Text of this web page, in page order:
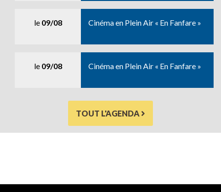
le 09/08 Cinéma en Plein Air « En Fanfare »
le 09/08 Cinéma en Plein Air « En Fanfare »
TOUT L'AGENDA